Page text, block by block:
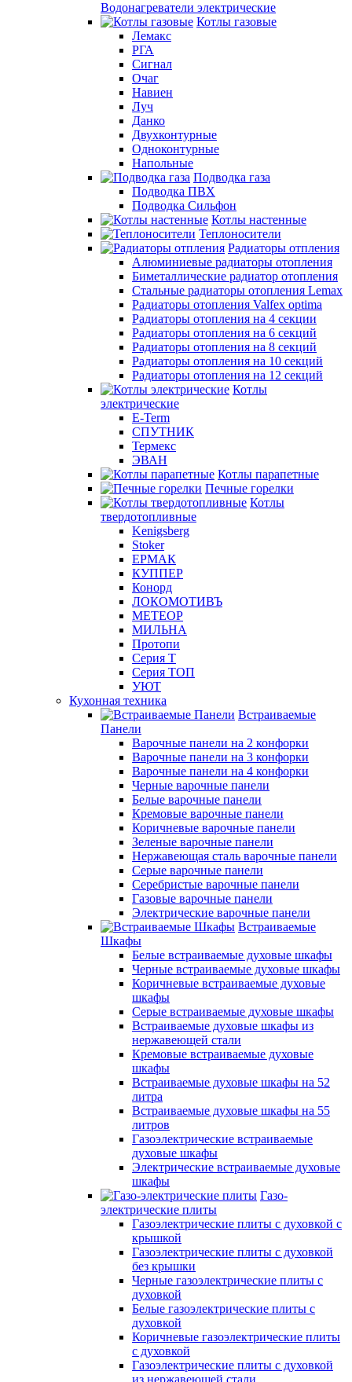
Водонагреватели электрические
Котлы газовые
Лемакс
РГА
Сигнал
Очаг
Навиен
Луч
Данко
Двухконтурные
Одноконтурные
Напольные
Подводка газа
Подводка ПВХ
Подводка Сильфон
Котлы настенные
Теплоносители
Радиаторы отпления
Алюминиевые радиаторы отопления
Биметаллические радиатор отопления
Стальные радиаторы отопления Lemax
Радиаторы отопления Valfex optima
Радиаторы отопления на 4 секции
Радиаторы отопления на 6 секций
Радиаторы отопления на 8 секций
Радиаторы отопления на 10 секций
Радиаторы отопления на 12 секций
Котлы
электрические
E-Term
СПУТНИК
Термекс
ЭВАН
Котлы парапетные
Печные горелки
Котлы
твердотопливные
Kenigsberg
Stoker
ЕРМАК
КУППЕР
Конорд
ЛОКОМОТИВЪ
МЕТЕОР
МИЛЬНА
Протопи
Серия Т
Серия ТОП
УЮТ
Кухонная техника
Встраиваемые
Панели
Варочные панели на 2 конфорки
Варочные панели на 3 конфорки
Варочные панели на 4 конфорки
Черные варочные панели
Белые варочные панели
Кремовые варочные панели
Коричневые варочные панели
Зеленые варочные панели
Нержавеющая сталь варочные панели
Серые варочные панели
Серебристые варочные панели
Газовые варочные панели
Электрические варочные панели
Встраиваемые
Шкафы
Белые встраиваемые духовые шкафы
Черные встраиваемые духовые шкафы
Коричневые встраиваемые духовые
шкафы
Серые встраиваемые духовые шкафы
Встраиваемые духовые шкафы из
нержавеющей стали
Кремовые встраиваемые духовые
шкафы
Встраиваемые духовые шкафы на 52
литра
Встраиваемые духовые шкафы на 55
литров
Газоэлектрические встраиваемые
духовые шкафы
Электрические встраиваемые духовые
шкафы
Газо-
электрические плиты
Газоэлектрические плиты с духовкой с
крышкой
Газоэлектрические плиты с духовкой
без крышки
Черные газоэлектрические плиты с
духовкой
Белые газоэлектрические плиты с
духовкой
Коричневые газоэлектрические плиты
с духовкой
Газоэлектрические плиты с духовкой
из нержавеющей стали